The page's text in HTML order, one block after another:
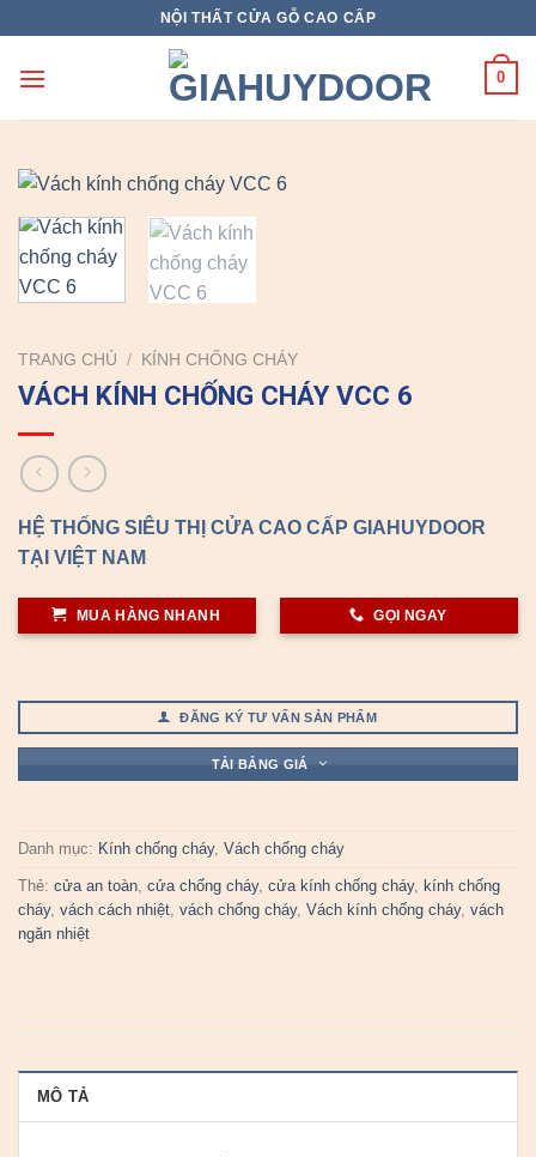
content
NỘI THẤT CỬA GỖ CAO CẤP
0
TRANG CHỦ / KÍNH CHỐNG CHÁY
VÁCH KÍNH CHỐNG CHÁY VCC 6
HỆ THỐNG SIÊU THỊ CỬA CAO CẤP GIAHUYDOOR
TẠI VIỆT NAM
MUA HÀNG NHANH GỌI NGAY
ĐĂNG KÝ TƯ VẤN SẢN PHẨM
TẢI BẢNG GIÁ
Danh mục: Kính chống cháy, Vách chống cháy
Thẻ: cửa an toàn, cửa chống cháy, cửa kính chống cháy, kính chống
cháy, vách cách nhiệt, vách chống cháy, Vách kính chống cháy, vách
ngăn nhiệt
MÔ TẢ